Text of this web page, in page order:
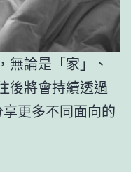
無論是「家」、
後將會持續透過
更多不同面向的